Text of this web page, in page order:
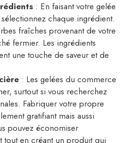
: En faisant votre gelée
chaque ingrédient.
fraîches provenant de votre
fermier. Les ingrédients
une touche de saveur et de
: Les gelées du commerce
surtout si vous recherchez
Fabriquer votre propre
gratifiant mais aussi
pouvez économiser
tout en créant un produit qui